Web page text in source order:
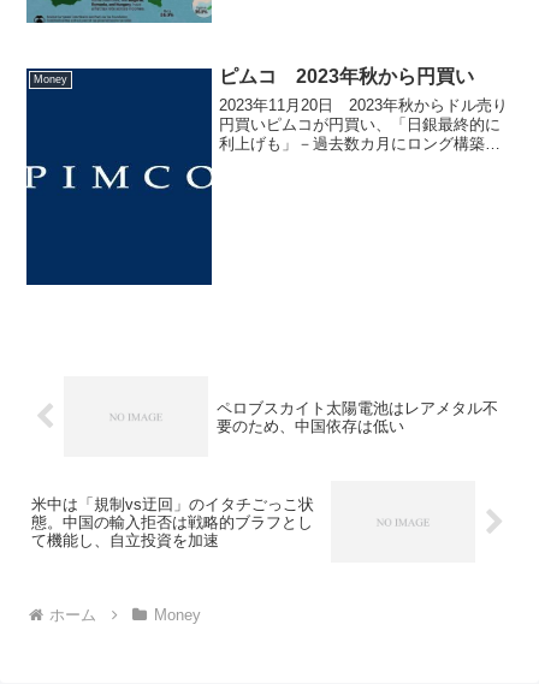
Money ピムコ 2023年秋から円買い
2023年11月20日 2023年秋からドル売り
円買いピムコが円買い、「日銀最終的に
利上げも」－過去数カ月にロング構築パ
ペロブスカイト太陽電池はレアメタル不
要のため、中国依存は低い
米中は「規制vs迂回」のイタチごっこ状
態。中国の輸入拒否は戦略的ブラフとし
て機能し、自立投資を加速
ホーム Money